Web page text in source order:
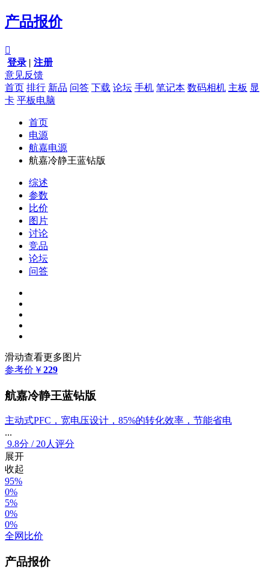
产品报价

登录 | 注册
意见反馈
首页 排行 新品 问答 下载 论坛 手机 笔记本 数码相机 主板 显
卡 平板电脑
首页
电源
航嘉电源
航嘉冷静王蓝钻版
综述
参数
比价
图片
讨论
竞品
论坛
问答
滑动查看更多图片
参考价 ￥229
航嘉冷静王蓝钻版
主动式PFC，宽电压设计，85%的转化效率，节能省电
...
9.8分 / 20人评分
展开
收起
95%
0%
5%
0%
0%
全网比价
产品报价